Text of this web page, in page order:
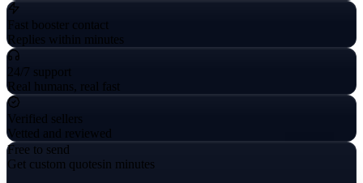
Fast booster contact
Replies within minutes
24/7 support
Real humans, real fast
Verified sellers
Vetted and reviewed
Free to send
Get custom quotesin minutes